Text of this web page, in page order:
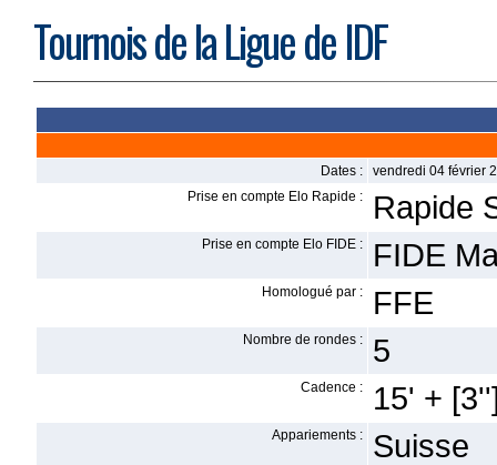
Tournois de la Ligue de IDF
Dates :
vendredi 04 février
Prise en compte Elo Rapide :
Rapide
Prise en compte Elo FIDE : FIDE
Homologué par : FFE
Nombre de rondes : 5
Cadence : 15' +
Appariements : Suisse